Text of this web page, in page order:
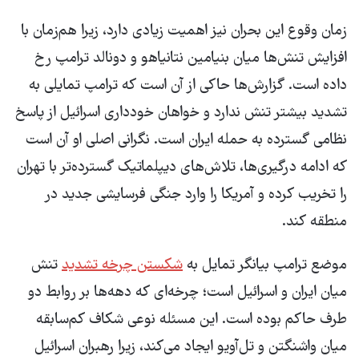
زمان وقوع این بحران نیز اهمیت زیادی دارد، زیرا هم‌زمان با
افزایش تنش‌ها میان بنیامین نتانیاهو و دونالد ترامپ رخ
داده است. گزارش‌ها حاکی از آن است که ترامپ تمایلی به
تشدید بیشتر تنش ندارد و خواهان خودداری اسرائیل از پاسخ
نظامی گسترده به حمله ایران است. نگرانی اصلی او آن است
که ادامه درگیری‌ها، تلاش‌های دیپلماتیک گسترده‌تر با تهران
را تخریب کرده و آمریکا را وارد جنگی فرسایشی جدید در
منطقه کند.
موضع ترامپ بیانگر تمایل به شکستن چرخه تشدیدتنش
میان ایران و اسرائیل است؛ چرخه‌ای که دهه‌ها بر روابط دو
طرف حاکم بوده است. این مسئله نوعی شکاف کم‌سابقه
میان واشنگتن و تل‌آویو ایجاد می‌کند، زیرا رهبران اسرائیل